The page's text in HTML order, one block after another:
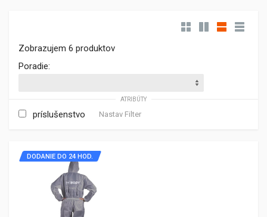
Zobrazujem 6 produktov
Poradie:
ATRIBÚTY
príslušenstvo Nastav Filter
DODANIE DO 24 HOD.